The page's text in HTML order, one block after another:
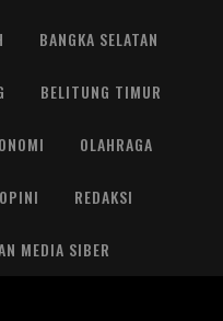
BANGKA SELATAN
BELITUNG TIMUR
OLAHRAGA
REDAKSI
MEDIA SIBER